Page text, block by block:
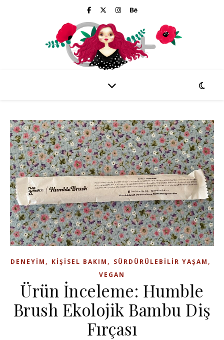
DENEYIM , KIŞISEL BAKIM , SÜRDÜRÜLEBILIR YAŞAM ,
VEGAN
Ürün İnceleme: Humble
Brush Ekolojik Bambu Diş
Fırçası